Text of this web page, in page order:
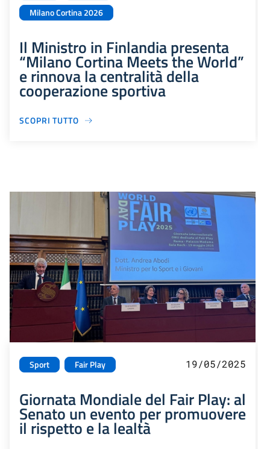
Milano Cortina 2026
Il Ministro in Finlandia presenta
“Milano Cortina Meets the World”
e rinnova la centralità della
cooperazione sportiva
SCOPRI TUTTO
Sport Fair Play 19/05/2025
Giornata Mondiale del Fair Play: al
Senato un evento per promuovere
il rispetto e la lealtà